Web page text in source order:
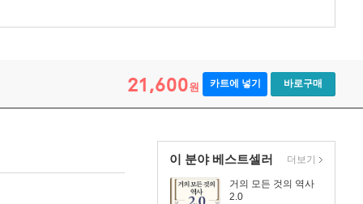
21,600원 카트에 넣기 바로구매
이 분야 베스트셀러
거의 모든 것의 역사
2.0
더보기